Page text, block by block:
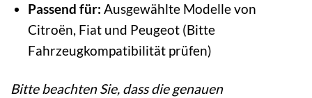
Passend für: Ausgewählte Modelle von
Citroën, Fiat und Peugeot (Bitte
Fahrzeugkompatibilität prüfen)
Bitte beachten Sie, dass die genauen